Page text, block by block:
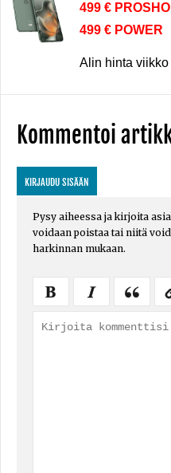
499 €
499 € POWER
Alin hinta
Kommentoi
KIRJAUDU SISÄÄN
Pysy aiheessa ja kirjoita
voidaan poistaa tai niitä
harkinnan mukaan.